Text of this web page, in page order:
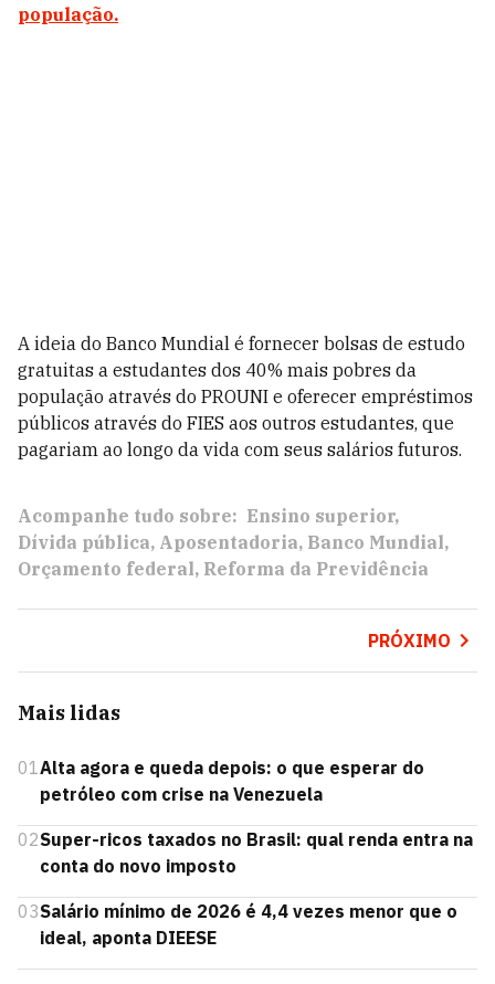
população.
A ideia do Banco Mundial é fornecer bolsas de estudo
gratuitas a estudantes dos 40% mais pobres da
população através do PROUNI e oferecer empréstimos
públicos através do FIES aos outros estudantes, que
pagariam ao longo da vida com seus salários futuros.
Acompanhe tudo sobre: Ensino superior
Dívida pública Aposentadoria Banco Mundial
Orçamento federal Reforma da Previdência
PRÓXIMO
Mais lidas
01Alta agora e queda depois: o que esperar do
petróleo com crise na Venezuela
02Super-ricos taxados no Brasil: qual renda entra na
conta do novo imposto
03Salário mínimo de 2026 é 4,4 vezes menor que o
ideal, aponta DIEESE